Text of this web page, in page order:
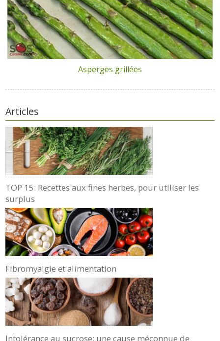
Asperges grillées
Articles
TOP 15: Recettes aux fines herbes, pour utiliser les
surplus
Fibromyalgie et alimentation
Intolérance au sucrose: une cause méconnue de